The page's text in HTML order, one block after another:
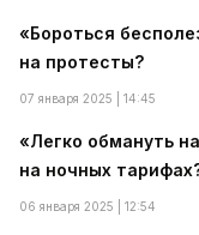
«Бороться
на протесты?
07 января 2025 | 14:45
«Легко обмануть
на ночных
06 января 2025 | 12:54